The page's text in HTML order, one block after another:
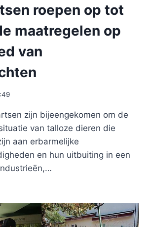
roepen op tot
maatregelen op
van
zijn bijeengekomen om de
van talloze dieren die
aan erbarmelijke
en hun uitbuiting in een